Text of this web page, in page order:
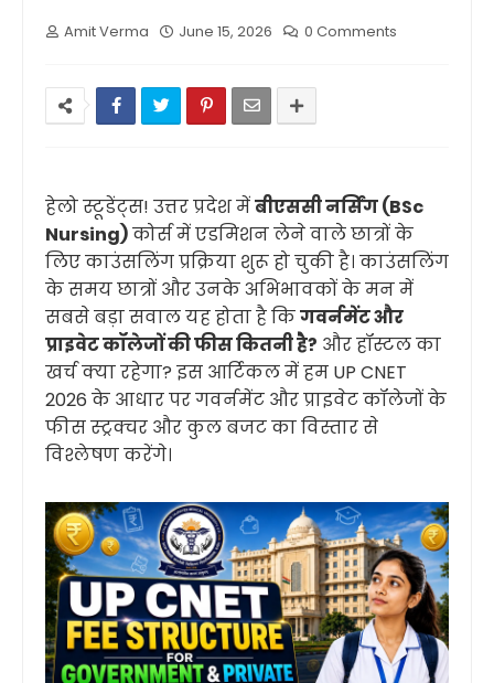
Amit Verma June 15, 2026 0 Comments
हेलो स्टूडेंट्स! उत्तर प्रदेश मेंबीएससी नर्सिंग (BSc
Nursing)कोर्स में एडमिशन लेने वाले छात्रों के
लिए काउंसलिंग प्रक्रिया शुरू हो चुकी है। काउंसलिंग
के समय छात्रों और उनके अभिभावकों के मन में
सबसे बड़ा सवाल यह होता है किगवर्नमेंट और
प्राइवेट कॉलेजों की फीस कितनी है? और हॉस्टल का
खर्च क्या रहेगा? इस आर्टिकल में हम UP CNET
2026 के आधार पर गवर्नमेंट और प्राइवेट कॉलेजों के
फीस स्ट्रक्चर और कुल बजट का विस्तार से
विश्लेषण करेंगे।